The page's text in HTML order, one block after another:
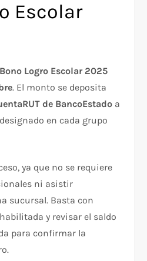
Escolar
Logro Escolar 2025
. El monto se deposita
de BancoEstado a
en cada grupo
ya que no se requiere
ni asistir
sucursal. Basta con
y revisar el saldo
para confirmar la